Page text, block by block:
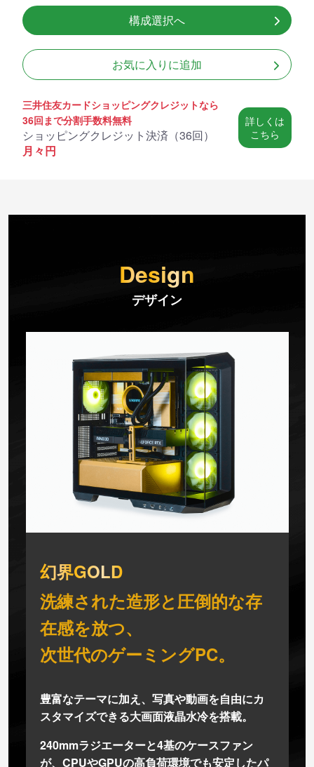
構成選択へ
お気に入りに追加
三井住友カードショッピングクレジットなら
36回まで分割手数料無料
ショッピングクレジット決済（36回）
月々円
詳しくは
こちら
Design
デザイン
幻界GOLD
洗練された造形と圧倒的な存
在感を放つ、
次世代のゲーミングPC。
豊富なテーマに加え、写真や動画を自由にカ
スタマイズできる大画面液晶水冷を搭載。
240mmラジエーターと4基のケースファン
が、CPUやGPUの高負荷環境でも安定したパ